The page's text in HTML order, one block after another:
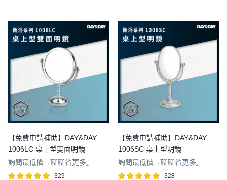
王 )
【免費申請補助】DAY&DAY
1006LC 桌上型雙面明鏡
詢問最低價『聊聊省更多』
329
【免費申請補助】DAY&DAY
1006SC 桌上型明鏡
詢問最低價『聊聊省更多』
328